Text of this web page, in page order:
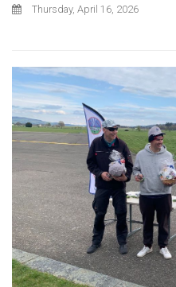
Thursday, April 16, 2026